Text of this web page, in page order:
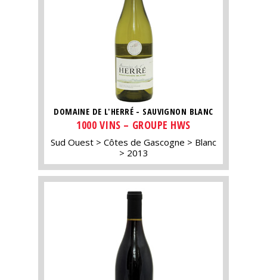
DOMAINE DE L'HERRÉ - SAUVIGNON BLANC
1000 VINS – GROUPE HWS
Sud Ouest Côtes de Gascogne
Blanc
2013